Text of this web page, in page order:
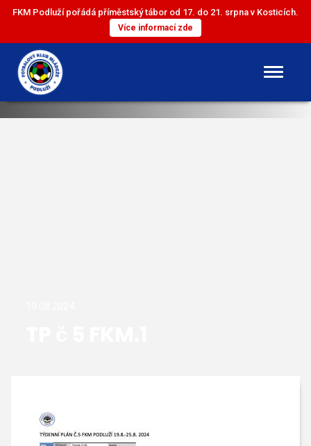
FKM Podluží pořádá příměstský tábor od 17. do 21. srpna v Kosticích.
Více informací zde
DOROST